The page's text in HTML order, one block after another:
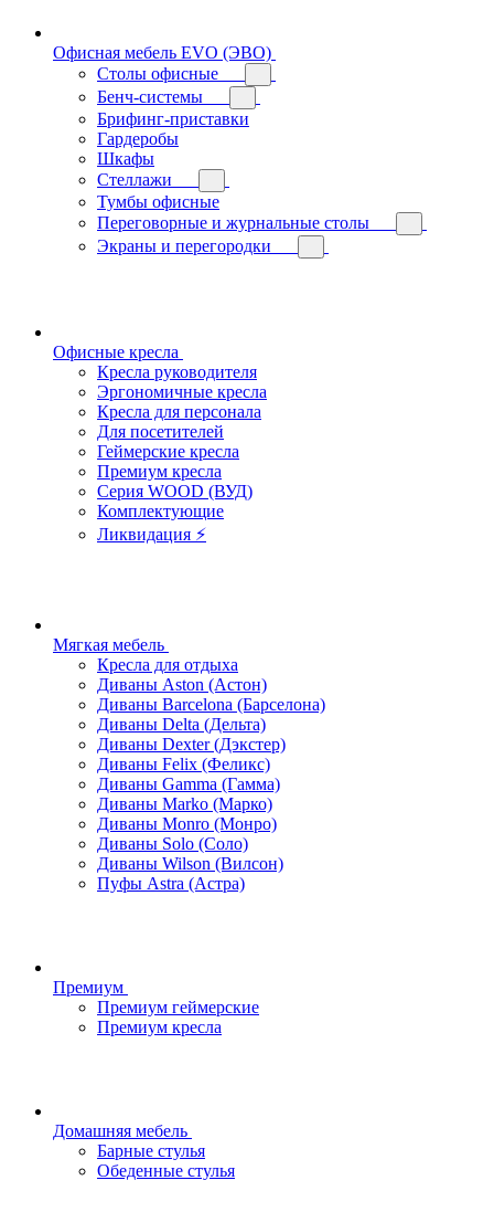
Офисная мебель EVO (ЭВО)
Cтолы офисные
Бенч-системы
Брифинг-приставки
Гардеробы
Шкафы
Стеллажи
Тумбы офисные
Переговорные и журнальные столы
Экраны и перегородки
Офисные кресла
Кресла руководителя
Эргономичные кресла
Кресла для персонала
Для посетителей
Геймерские кресла
Премиум кресла
Серия WOOD (ВУД)
Комплектующие
Ликвидация ⚡
Мягкая мебель
Кресла для отдыха
Диваны Aston (Астон)
Диваны Barcelona (Барселона)
Диваны Delta (Дельта)
Диваны Dexter (Дэкстер)
Диваны Felix (Феликс)
Диваны Gamma (Гамма)
Диваны Marko (Марко)
Диваны Monro (Монро)
Диваны Solo (Соло)
Диваны Wilson (Вилсон)
Пуфы Astra (Астра)
Премиум
Премиум геймерские
Премиум кресла
Домашняя мебель
Барные стулья
Обеденные стулья